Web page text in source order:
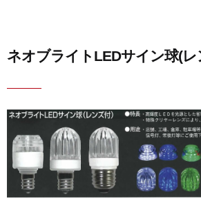
ネオブライトLEDサイン球(レ